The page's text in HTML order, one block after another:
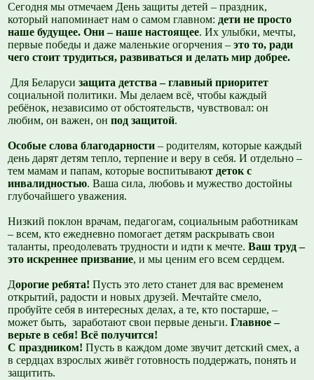
Сегодня мы отмечаем День защиты детей – праздник,
который напоминает нам о самом главном: дети не просто
наше будущее. Они – наше настоящее. Их улыбки, мечты,
первые победы и даже маленькие огорчения – это то, ради
чего стоит трудиться, развиваться и делать мир добрее.
Для Беларуси защита детства – главный приоритет
социальной политики. Мы делаем всё, чтобы каждый
ребёнок, независимо от обстоятельств, чувствовал: он
любим, он важен, онпод защитой.
Особые слова благодарности – родителям, которые каждый
день дарят детям тепло, терпение и веру в себя. И отдельно –
тем мамам и папам, которые воспитывают деток с
инвалидностью. Ваша сила, любовь и мужество достойны
глубочайшего уважения.
Низкий поклон врачам, педагогам, социальным работникам
– всем, кто ежедневно помогает детям раскрывать свои
таланты, преодолевать трудности и идти к мечте.Ваш труд –
это искреннее призвание, и мы ценим его всем сердцем.
Дорогие ребята!Пусть это лето станет для вас временем
открытий, радости и новых друзей. Мечтайте смело,
пробуйте себя в интересных делах, а те, кто постарше, –
может быть, заработают свои первые деньги. Главное –
верьте в себя! Всё получится!
С праздником!Пусть в каждом доме звучит детский смех, а
в сердцах взрослых живёт готовность поддержать, понять и
защитить.